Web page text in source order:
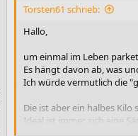
Torsten61 schrieb:
Hallo,
um einmal im Leben
Es hängt davon ab, was
Ich würde vermutlich die
Die ist aber ein halbes Kilo
Ideal ist immer sich eine